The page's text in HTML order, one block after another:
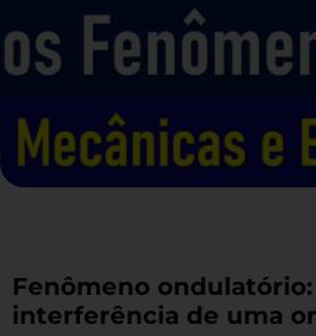
Fenômeno
interferência de uma